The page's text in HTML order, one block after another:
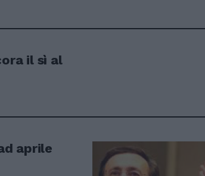
il sì al
aprile